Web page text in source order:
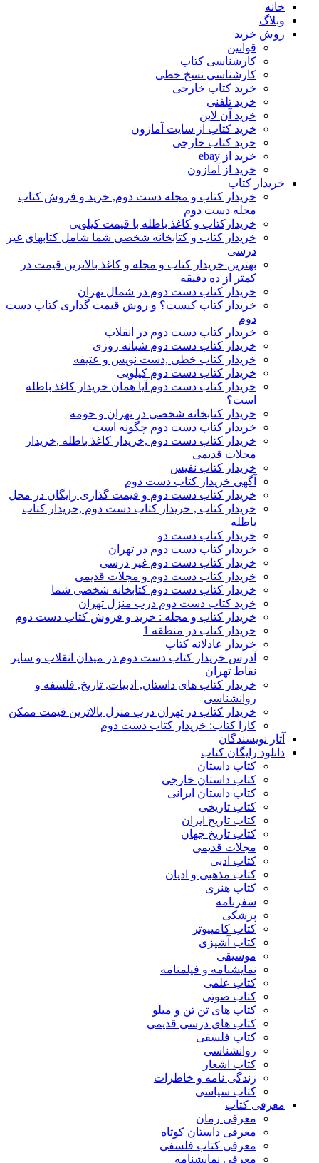
خانه
وبلاگ
روش خرید
قوانین
کارشناسی کتاب
کارشناسی نسخ خطی
خرید کتاب خارجی
خرید تلفنی
خرید آن لاین
خرید کتاب از سایت آمازون
خرید کتاب خارجی
خرید از ebay
خرید از آمازون
خریدار کتاب
خریدار کتاب و مجله دست دوم, خرید و فروش کتاب
مجله دست دوم
خریدارکتاب و کاغذ باطله با قیمت کیلویی
خریدار کتاب و کتابخانه شخصی شما شامل کتابهای غیر
درسی
بهترین خریدار کتاب و مجله و کاغذ بالاترین قیمت در
کمتر از ده دقیقه
خریدار کتاب دست دوم در شمال تهران
خریدار کتاب کیست؟ و روش قیمت گذاری کتاب دست
دوم
خریدار کتاب دست دوم در انقلاب
خریدار کتاب دست دوم شبانه روزی
خریدار کتاب خطی ,دست نویس و عتیقه
خریدار کتاب دست دوم کیلویی
خریدار کتاب دست دوم آیا همان خریدار کاغذ باطله
است؟
خریدار کتابخانه شخصی در تهران و حومه
خریدار کتاب دست دوم چگونه است
خریدار کتاب دست دوم ,خریدار کاغذ باطله ,خریدار
مجلات قدیمی
خریدار کتاب نفیس
آگهی خریدار کتاب دست دوم
خریدار کتاب دست دوم و قیمت گذاری رایگان در محل
خریدار کتاب , خریدار کتاب دست دوم ,خریدار کتاب
باطله
خریدار کتاب دست دو
خریدار کتاب دست دوم در تهران
خریدار کتاب دست دوم غیر درسی
خریدار کتاب دست دوم و مجلات قدیمی
خریدار کتاب دست دوم کتابخانه شخصی شما
خرید کتاب دست دوم درب منزل تهران
خریدار کتاب و مجله : خرید و فروش کتاب دست دوم
خریدار کتاب در منطقه 1
خریدار عادلانه کتاب
آدرس خریدار کتاب دست دوم در میدان انقلاب و سایر
نقاط تهران
خریدار کتاب های داستان, ادبیات, تاریخ, فلسفه و
روانشناسی
خریدار کتاب در تهران درب منزل بالاترین قیمت ممکن
کارا کتاب: خریدار کتاب دست دوم
آثار نویسندگان
دانلود رایگان کتاب
کتاب داستان
کتاب داستان خارجی
کتاب داستان ایرانی
کتاب تاریخی
کتاب تاریخ ایران
کتاب تاریخ جهان
مجلات قدیمی
کتاب ادبی
کتاب مذهبی و ادیان
کتاب هنری
سفرنامه
پزشکی
کتاب کامپیوتر
کتاب آشپزی
موسیقی
نمایشنامه و فیلمنامه
کتاب علمی
کتاب صوتی
کتاب های تن تن و میلو
کتاب های درسی قدیمی
کتاب فلسفی
روانشناسی
کتاب اشعار
زندگی نامه و خاطرات
کتاب سیاسی
معرفی کتاب
معرفی رمان
معرفی داستان کوتاه
معرفی کتاب فلسفی
معرفی نمایشنامه